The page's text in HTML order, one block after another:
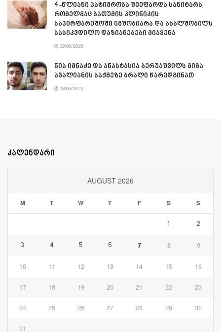
4-წლიანი პატიმრობა შეეფარდა სანიტარს,
რომელმაც ბათუმის კლინიკის
საპირფარეშოში იმშობიარა და ახალშობილს
სასიკვდილო დაზიანებები მიაყენა
08/06/2026
ნია იმნაძე და ანასტასია ბერუაშვილს გიგა
ავალიანის საქმეზე ბრალი წარედგინათ
08/06/2026
კალენდარი
AUGUST 2026
M T W T F S S
1 2
3 4 5 6 7 8 9
10 11 12 13 14 15 16
17 18 19 20 21 22 23
24 25 26 27 28 29 30
31